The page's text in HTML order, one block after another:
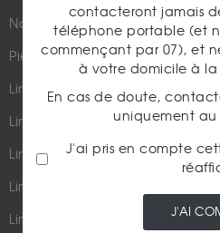
Nouveautés
Pièces d'or d'investissement
Lingots et lingotins
Lingot 1Kg Or
Lingot 100g Or
Lingotin 1 Once Or
Lingotin 1g Or
contacteront jamais
téléphone portable (et
commençant par 07), et
à votre domicile à
En cas de doute,
uniquement au
J'ai pris en compte
J'AI